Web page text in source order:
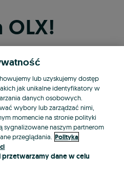
OLX!
przez Facebooka
przez konto Apple
konto Google
LUB
lub uzyskujemy dostęp
jak unikalne identyfikatory w
danych osobowych.
wybory lub zarządzać nimi,
momencie na stronie polityki
naszym partnerom
przeglądania. Polityka
przetwarzamy dane w celu